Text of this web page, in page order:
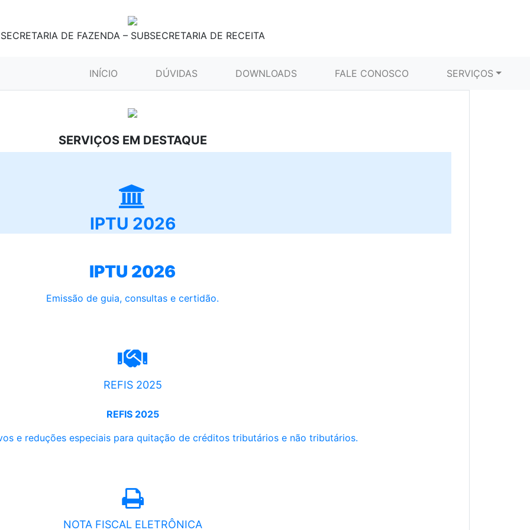
SECRETARIA DE FAZENDA – SUBSECRETARIA DE RECEITA
INÍCIO (CURRENT)DÚVIDAS DOWNLOADS FALE CONOSCO SERVIÇOS
SERVIÇOS EM DESTAQUE
IPTU 2026
IPTU 2026
Emissão de guia, consultas e certidão.
REFIS 2025
REFIS 2025
e reduções especiais para quitação de créditos tributários e não tributários.
NOTA FISCAL ELETRÔNICA